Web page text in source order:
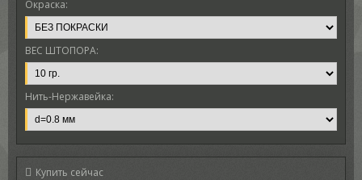
Окраска:
ВЕС ШТОПОРА:
Нить-Нержавейка:
Купить сейчас